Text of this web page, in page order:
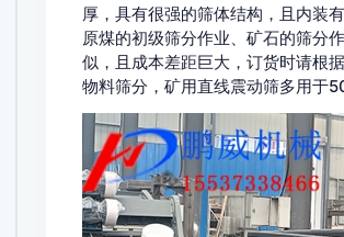
厚，具有很强的筛体结构，且
原煤的初级筛分作业、矿石的筛分
似，且成本差距巨大，订货时
物料筛分，矿用直线震动筛多用于